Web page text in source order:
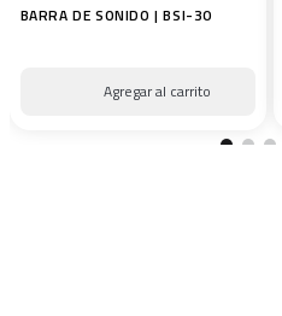
BARRA DE SONIDO | BSI-30